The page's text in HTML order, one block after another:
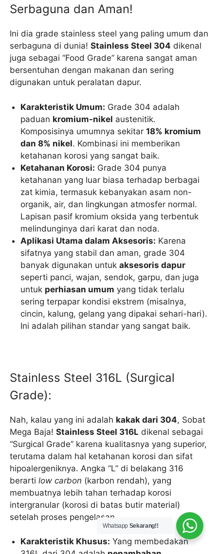
Serbaguna dan Aman!
Ini dia grade stainless steel yang paling umum dan
serbaguna di dunia! Stainless Steel 304 dikenal
juga sebagai “Food Grade” karena sangat aman
bersentuhan dengan makanan dan sering
digunakan untuk peralatan dapur.
Karakteristik Umum: Grade 304 adalah
paduan kromium-nikel austenitik.
Komposisinya umumnya sekitar18% kromium
dan 8% nikel. Kombinasi ini memberikan
ketahanan korosi yang sangat baik.
Ketahanan Korosi: Grade 304 punya
ketahanan yang luar biasa terhadap berbagai
zat kimia, termasuk kebanyakan asam non-
organik, air, dan lingkungan atmosfer normal.
Lapisan pasif kromium oksida yang terbentuk
melindunginya dari karat dan noda.
Aplikasi Utama dalam Aksesoris: Karena
sifatnya yang stabil dan aman, grade 304
banyak digunakan untukaksesoris dapur
seperti panci, wajan, sendok, garpu, dan juga
untuk perhiasan umum yang tidak terlalu
sering terpapar kondisi ekstrem (misalnya,
cincin, kalung, gelang yang dipakai sehari-hari).
Ini adalah pilihan standar yang sangat baik.
Stainless Steel 316L (Surgical
Grade):
Nah, kalau yang ini adalah kakak dari 304, Sobat
Mega Baja! Stainless Steel 316L dikenal sebagai
“Surgical Grade” karena kualitasnya yang superior,
terutama dalam hal ketahanan korosi dan sifat
hipoalergeniknya. Angka “L” di belakang 316
berarti low carbon (karbon rendah), yang
membuatnya lebih tahan terhadap korosi
intergranular (korosi di batas butir material)
setelah proses pengelasan.
Karakteristik Khusus: Yang membedakan
Whatsapp Sekarang!!